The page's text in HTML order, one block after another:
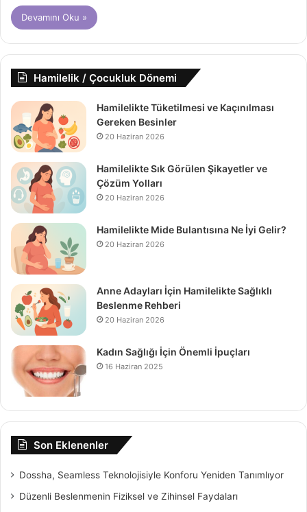
Devamını Oku »
Hamilelik / Çocukluk Dönemi
Hamilelikte Tüketilmesi ve Kaçınılması
Gereken Besinler
20 Haziran 2026
Hamilelikte Sık Görülen Şikayetler ve
Çözüm Yolları
20 Haziran 2026
Hamilelikte Mide Bulantısına Ne İyi Gelir?
20 Haziran 2026
Anne Adayları İçin Hamilelikte Sağlıklı
Beslenme Rehberi
20 Haziran 2026
Kadın Sağlığı İçin Önemli İpuçları
16 Haziran 2025
Son Eklenenler
Dossha, Seamless Teknolojisiyle Konforu Yeniden Tanımlıyor
Düzenli Beslenmenin Fiziksel ve Zihinsel Faydaları